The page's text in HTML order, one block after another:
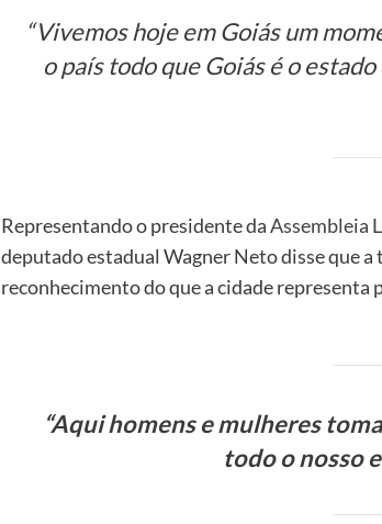
“Vivemos hoje em Goiás um
o país todo que Goiás é o
Representando o presidente daAssembleia
deputado estadual Wagner Neto disse que
reconhecimento do que a cidade representa
“Aqui homens e mulheres
todo o nosso